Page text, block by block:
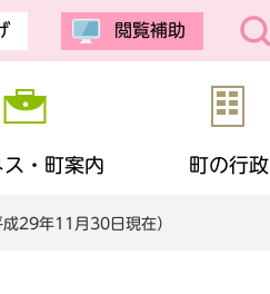
閲覧補助
ス・町案内 町の行政
29年11月30日現在）